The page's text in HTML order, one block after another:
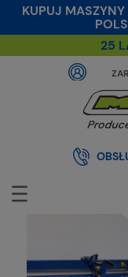
KUPUJ
25